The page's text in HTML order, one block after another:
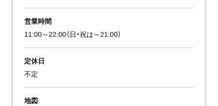
営業時間
11:00～22:00（日・祝は～21:00）
定休日
不定
地図